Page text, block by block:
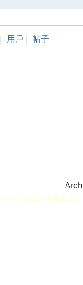
| 用戶 | 帖子
GMT+8, 2026-8-8 21:21 ,